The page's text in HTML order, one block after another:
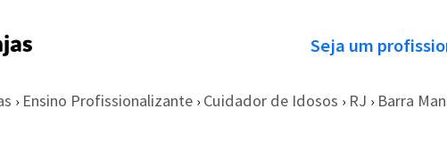
Seja um
› Ensino Profissionalizante › Cuidador de Idosos › RJ › Barra